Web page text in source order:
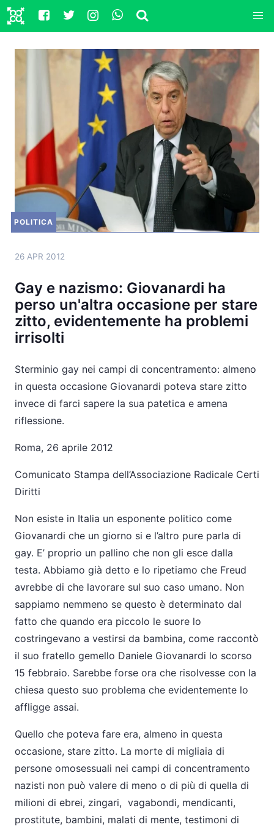
POLITICA
26 APR 2012
Gay e nazismo: Giovanardi ha
perso un'altra occasione per stare
zitto, evidentemente ha problemi
irrisolti
Sterminio gay nei campi di concentramento: almeno
in questa occasione Giovanardi poteva stare zitto
invece di farci sapere la sua patetica e amena
riflessione.
Roma, 26 aprile 2012
Comunicato Stampa dell’Associazione Radicale Certi
Diritti
Non esiste in Italia un esponente politico come
Giovanardi che un giorno si e l’altro pure parla di
gay. E’ proprio un pallino che non gli esce dalla
testa. Abbiamo già detto e lo ripetiamo che Freud
avrebbe di che lavorare sul suo caso umano. Non
sappiamo nemmeno se questo è determinato dal
fatto che quando era piccolo le suore lo
costringevano a vestirsi da bambina, come raccontò
il suo fratello gemello Daniele Giovanardi lo scorso
15 febbraio. Sarebbe forse ora che risolvesse con la
chiesa questo suo problema che evidentemente lo
affligge assai.
Quello che poteva fare era, almeno in questa
occasione, stare zitto. La morte di migliaia di
persone omosessuali nei campi di concentramento
nazisti non può valere di meno o di più di quella di
milioni di ebrei, zingari, vagabondi, mendicanti,
prostitute, bambini, malati di mente, testimoni di